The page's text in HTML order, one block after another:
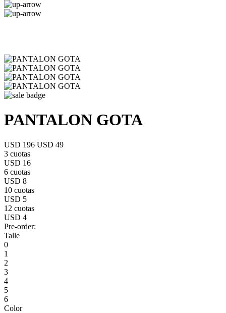
PANTALON GOTA
USD 196 USD 49
3 cuotas
USD 16
6 cuotas
USD 8
10 cuotas
USD 5
12 cuotas
USD 4
Pre-order:
Talle
0
1
2
3
4
5
6
Color